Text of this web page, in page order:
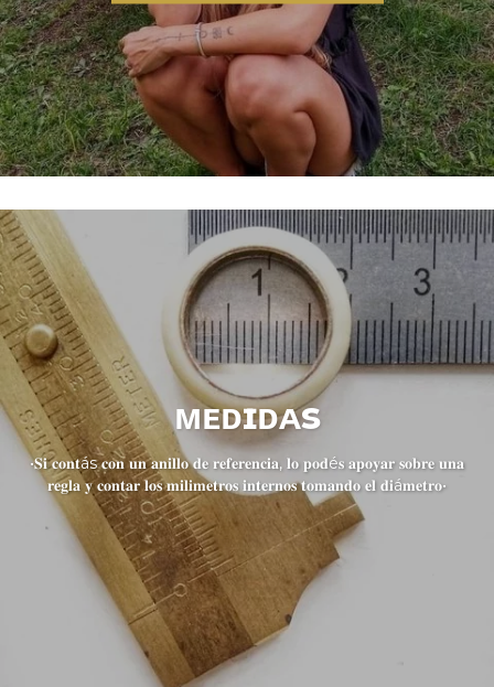
ᴍᴇᴅɪᴅᴀs
•𝐒𝐢 𝐜𝐨𝐧𝐭ás 𝐜𝐨𝐧 𝐮𝐧 𝐚𝐧𝐢𝐥𝐥𝐨 𝐝𝐞 𝐫𝐞𝐟𝐞𝐫𝐞𝐧𝐜𝐢𝐚, 𝐥𝐨 𝐩𝐨𝐝é𝐬 𝐚𝐩𝐨𝐲𝐚𝐫 𝐬𝐨𝐛𝐫𝐞 𝐮𝐧𝐚
𝐫𝐞𝐠𝐥𝐚 𝐲 𝐜𝐨𝐧𝐭𝐚𝐫 𝐥𝐨𝐬 𝐦𝐢𝐥𝐢𝐦𝐞𝐭𝐫𝐨𝐬 𝐢𝐧𝐭𝐞𝐫𝐧𝐨𝐬 𝐭𝐨𝐦𝐚𝐧𝐝𝐨 𝐞𝐥 𝐝𝐢á𝐦𝐞𝐭𝐫𝐨•